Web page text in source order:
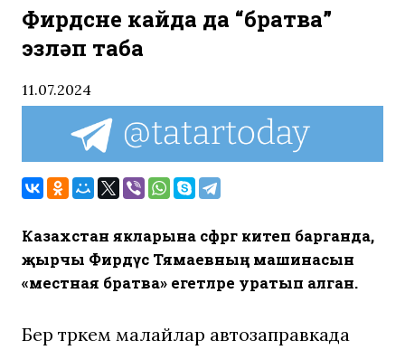
Фирдүсне кайда да “братва”
эзләп таба
11.07.2024
Казахстан якларына сәфәргә китеп барганда,
җырчы Фирдүс Тямаевның машинасын
«местная братва» егетләре уратып алган.
Бер төркем малайлар автозаправкада